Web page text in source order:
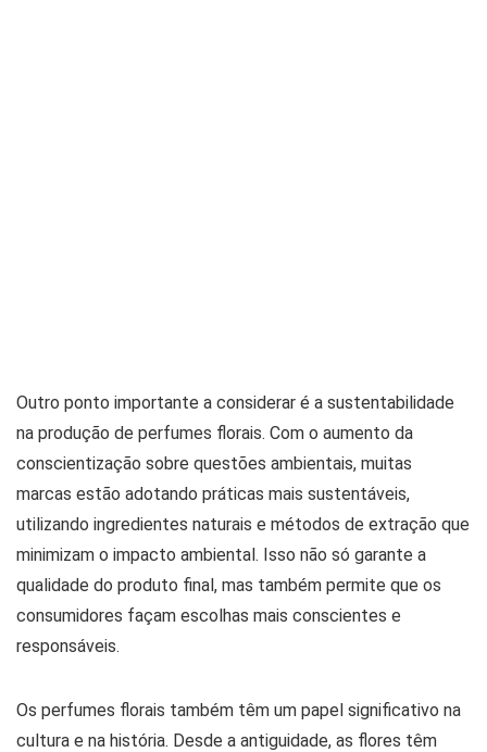
Outro ponto importante a considerar é a sustentabilidade
na produção de perfumes florais. Com o aumento da
conscientização sobre questões ambientais, muitas
marcas estão adotando práticas mais sustentáveis,
utilizando ingredientes naturais e métodos de extração que
minimizam o impacto ambiental. Isso não só garante a
qualidade do produto final, mas também permite que os
consumidores façam escolhas mais conscientes e
responsáveis.
Os perfumes florais também têm um papel significativo na
cultura e na história. Desde a antiguidade, as flores têm